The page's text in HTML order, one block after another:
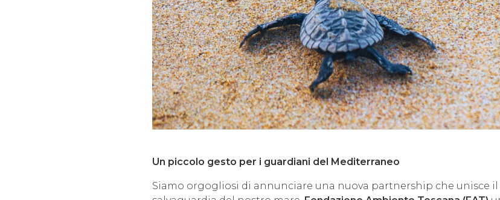
Un piccolo gesto per i guardiani del Mediterraneo
Siamo orgogliosi di annunciare una nuova partnership che unisce